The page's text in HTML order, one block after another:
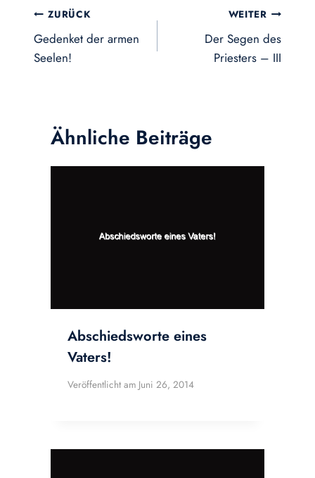
Beitragsnavigation
ZURÜCK
Gedenket der armen
Seelen!
WEITER
Der Segen des
Priesters – III
Ähnliche Beiträge
Abschiedsworte eines
Vaters!
Veröffentlicht am Juni 26, 2014